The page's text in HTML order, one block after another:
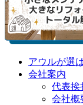
アウルが選
会社案内
代表挨
会社概